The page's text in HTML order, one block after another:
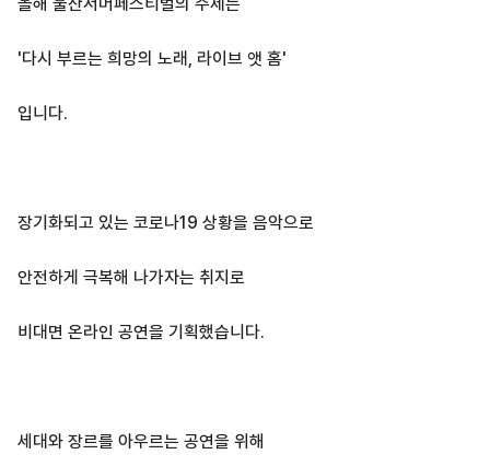
'다시 부르는 희망의 노래, 라이브 앳 홈'
입니다.
장기화되고 있는 코로나19 상황을 음악으로
안전하게 극복해 나가자는 취지로
비대면 온라인 공연을 기획했습니다.
세대와 장르를 아우르는 공연을 위해